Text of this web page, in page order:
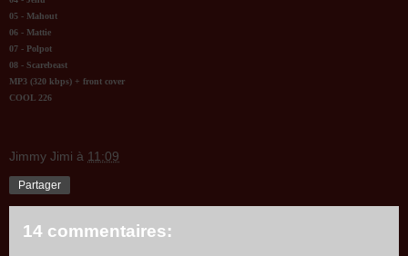
05 - Mahout
06 - Mattie
07 - Polpot
08 - Scarebeast
MP3 (320 kbps) + front cover
COOL 226
Jimmy Jimi à 11:09
Partager
14 commentaires: